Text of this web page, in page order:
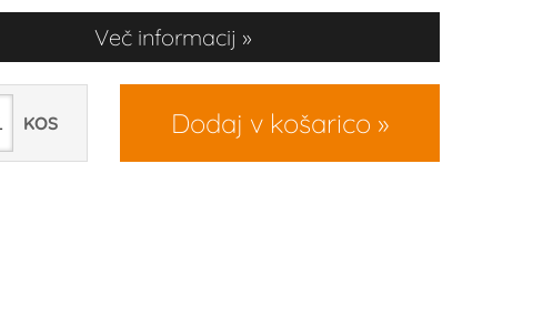
Več informacij
Dodaj v košarico
KOS